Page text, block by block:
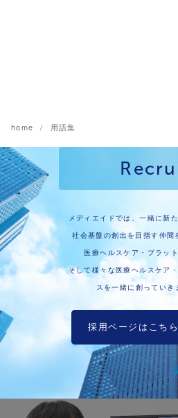
home 用語集
メディエイドでは、一緒に新
社会基盤の創出を目指す仲間
医療ヘルスケア・プラッ
そして様々な医療ヘルスケア
スを一緒に創っていき
採用ページはこちら